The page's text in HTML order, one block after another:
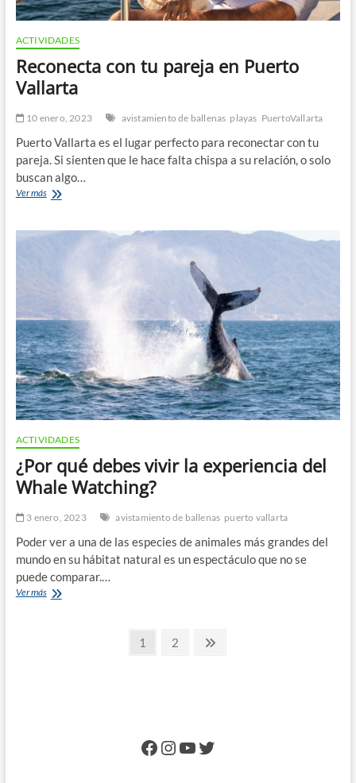
ACTIVIDADES
Reconecta con tu pareja en Puerto
Vallarta
10 enero, 2023 avistamiento de ballenas playas PuertoVallarta
Puerto Vallarta es el lugar perfecto para reconectar con tu
pareja. Si sienten que le hace falta chispa a su relación, o solo
buscan algo…
Ver másReconecta
pareja
ACTIVIDADES
¿Por qué debes vivir la experiencia del
Whale Watching?
3 enero, 2023 avistamiento de ballenas puerto vallarta
Poder ver a una de las especies de animales más grandes del
mundo en su hábitat natural es un espectáculo que no se
puede comparar.…
Ver más¿Por
Page
1 Page
2
Facebook
Instagram
YouTube
Twitter